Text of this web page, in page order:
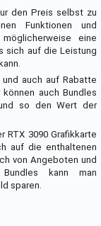
den Preis selbst zu
Funktionen und
eine
sich auf die Leistung
auch auf Rabatte
auch Bundles
so den Wert der
3090 Grafikkarte
auf die enthaltenen
von Angeboten und
kann man
sparen.